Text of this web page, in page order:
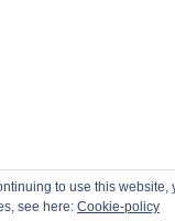
to use this website,
see here: Cookie-policy